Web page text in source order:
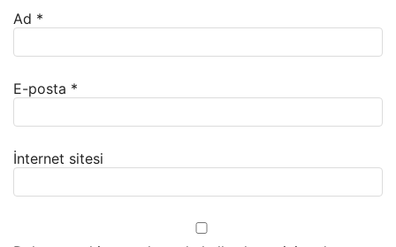
Ad *
E-posta *
İnternet sitesi